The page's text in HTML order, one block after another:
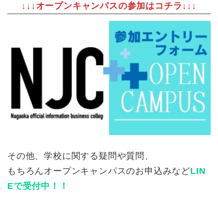
↓↓↓オープンキャンパスの参加はコチラ↓↓↓
その他、学校に関する疑問や質問、
もちろんオープンキャンパスのお申込みなどLIN
Eで受付中！！